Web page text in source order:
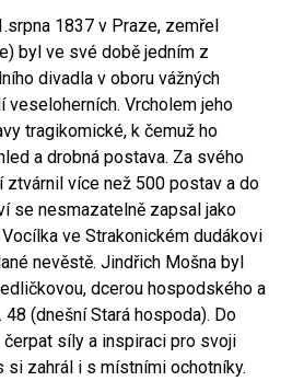
1837 v Praze, zemřel
byl ve své době jedním z
divadla v oboru vážných
veseloherních. Vrcholem jeho
tragikomické, k čemuž ho
a drobná postava. Za svého
více než 500 postav a do
se nesmazatelně zapsal jako
ve Strakonickém dudákovi
nevěstě. Jindřich Mošna byl
dcerou hospodského a
(dnešní Stará hospoda). Do
síly a inspiraci pro svoji
si zahrál i s místními ochotníky.